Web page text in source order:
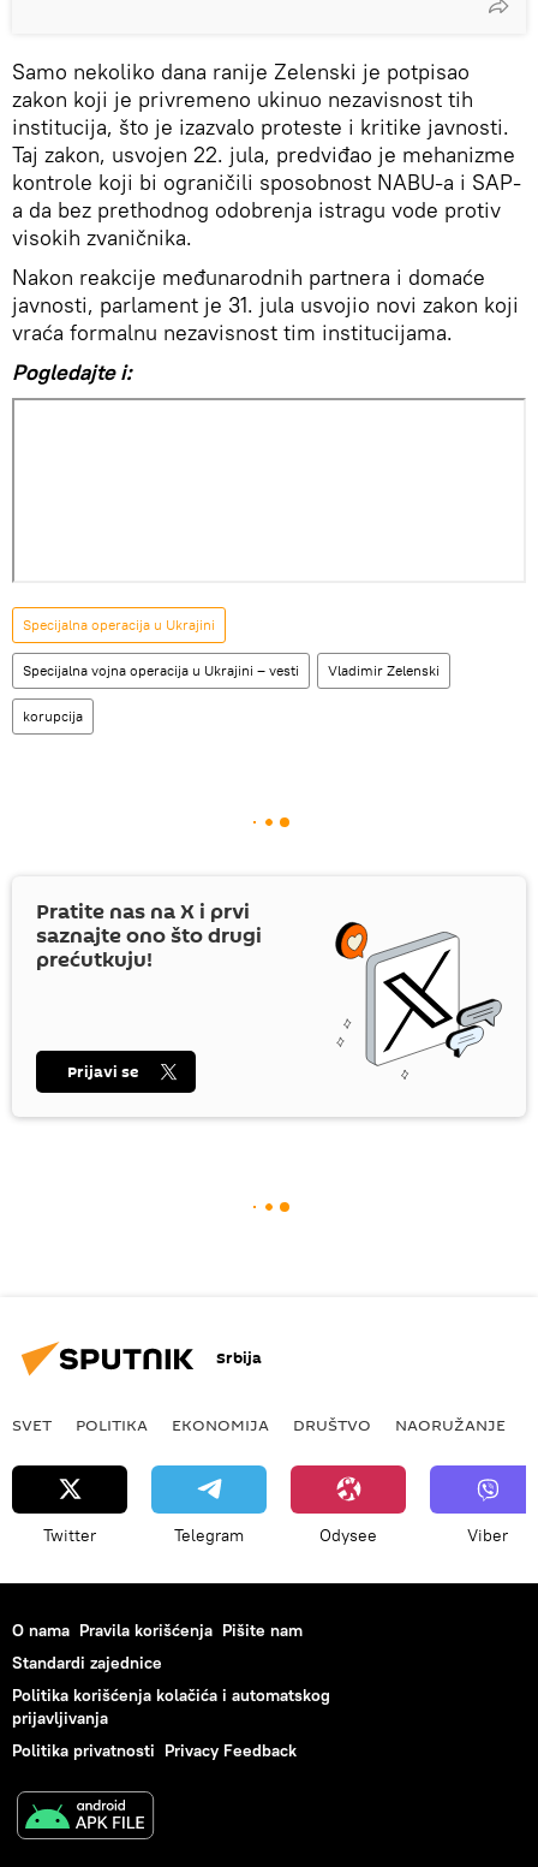
Samo nekoliko dana ranije Zelenski je potpisao
zakon koji je privremeno ukinuo nezavisnost tih
institucija, što je izazvalo proteste i kritike javnosti.
Taj zakon, usvojen 22. jula, predviđao je mehanizme
kontrole koji bi ograničili sposobnost NABU-a i SAP-
a da bez prethodnog odobrenja istragu vode protiv
visokih zvaničnika.
Nakon reakcije međunarodnih partnera i domaće
javnosti, parlament je 31. jula usvojio novi zakon koji
vraća formalnu nezavisnost tim institucijama.
Pogledajte i:
Specijalna operacija u Ukrajini
Specijalna vojna operacija u Ukrajini – vesti Vladimir Zelenski
korupcija
Pratite nas naX i prvi
saznajte ono što drugi
prećutkuju!
Prijavi se
Srbija
SVET POLITIKA EKONOMIJA DRUŠTVO NAORUŽANJE
Twitter Telegram Odysee Viber
O nama Pravila korišćenja Pišite nam
Standardi zajednice
Politika korišćenja kolačića i automatskog
prijavljivanja
Politika privatnosti Privacy Feedback